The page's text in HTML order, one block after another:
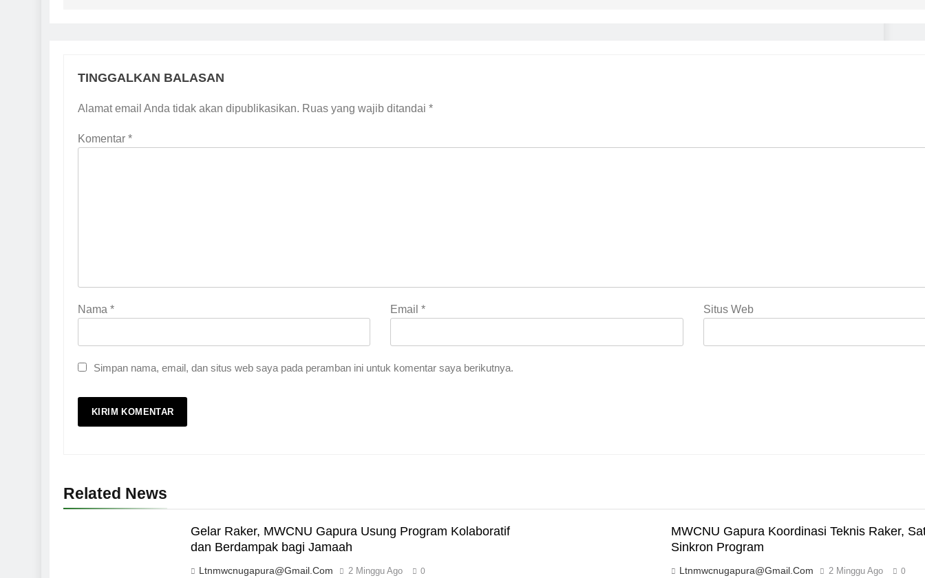
TINGGALKAN BALASAN
Alamat email Anda tidak akan dipublikasikan. Ruas yang wajib ditandai *
Komentar *
Nama * Email* Situs Web
Simpan nama, email, dan situs web saya pada peramban ini untuk komentar saya berikutnya.
Related News
Gelar Raker, MWCNU Gapura Usung Program Kolaboratif
dan Berdampak bagi Jamaah
Ltnmwcnugapura@gmail.com 2 Minggu Ago 0
MWCNU Gapura Koordinasi Teknis Raker,
Sinkron Program
Ltnmwcnugapura@gmail.com 2 Minggu Ago 0